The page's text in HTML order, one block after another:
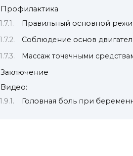
Профилактика
Правильный основной
Соблюдение основ
Массаж точечными
Заключение
Видео:
Головная боль при